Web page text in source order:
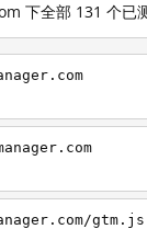
下全部 131 个已
gtm.js